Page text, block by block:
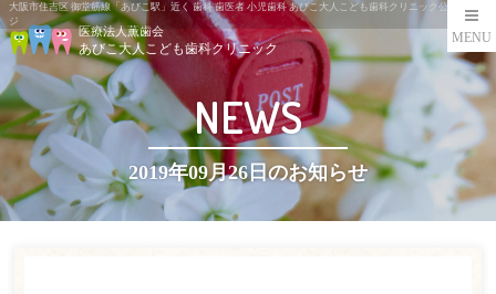
大阪市住吉区 御堂筋線「あびこ駅」近く 歯科 歯医者 小児歯科 あびこ大人こども歯科クリニック公式ペー
ジ
医療法人薫歯会
あびこ大人こども歯科クリニック
MENU
NEWS
2019年09月26日のお知らせ